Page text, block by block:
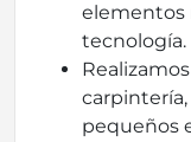
elementos
tecnología.
carpintería,
pequeños